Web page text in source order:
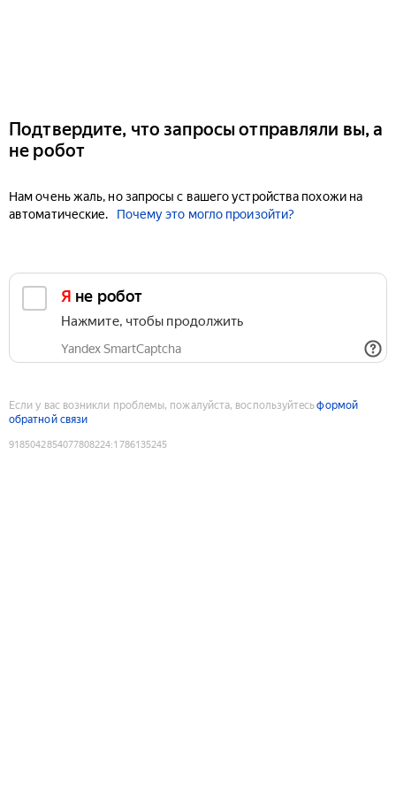
Подтвердите, что запросы отправляли вы, а
не робот
Нам очень жаль, но запросы с вашего устройства похожи на
автоматические.
Почему это могло произойти?
Я не робот
Нажмите, чтобы продолжить
Yandex SmartCaptcha
Если у вас возникли проблемы, пожалуйста, воспользуйтесьформой
обратной связи
9185042854077808224:1786135245